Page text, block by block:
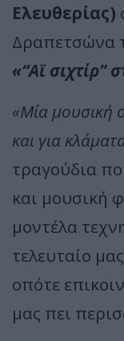
Ελευθερίας)
Δραπετσώνα
«“Αϊ σιχτίρ”
«Μία μουσική
και για
τραγούδια
και μουσική
μοντέλα
τελευταίο
οπότε
μας πει